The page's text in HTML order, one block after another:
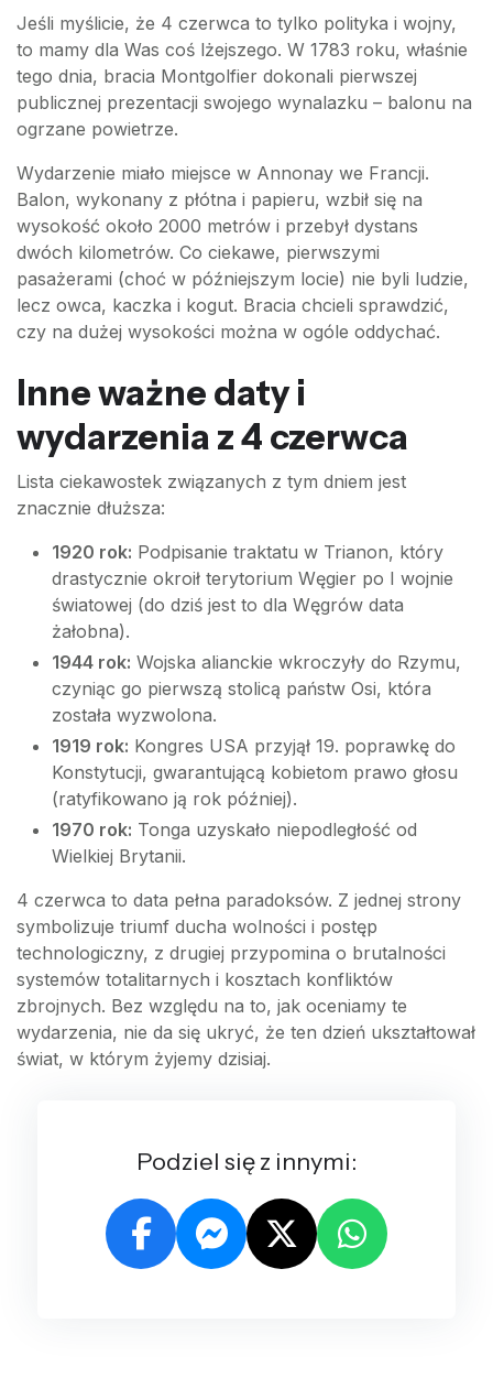
Jeśli myślicie, że 4 czerwca to tylko polityka i wojny,
to mamy dla Was coś lżejszego. W 1783 roku, właśnie
tego dnia, bracia Montgolfier dokonali pierwszej
publicznej prezentacji swojego wynalazku – balonu na
ogrzane powietrze.
Wydarzenie miało miejsce w Annonay we Francji.
Balon, wykonany z płótna i papieru, wzbił się na
wysokość około 2000 metrów i przebył dystans
dwóch kilometrów. Co ciekawe, pierwszymi
pasażerami (choć w późniejszym locie) nie byli ludzie,
lecz owca, kaczka i kogut. Bracia chcieli sprawdzić,
czy na dużej wysokości można w ogóle oddychać.
Inne ważne daty i
wydarzenia z 4 czerwca
Lista ciekawostek związanych z tym dniem jest
znacznie dłuższa:
1920 rok: Podpisanie traktatu w Trianon, który
drastycznie okroił terytorium Węgier po I wojnie
światowej (do dziś jest to dla Węgrów data
żałobna).
1944 rok: Wojska alianckie wkroczyły do Rzymu,
czyniąc go pierwszą stolicą państw Osi, która
została wyzwolona.
1919 rok: Kongres USA przyjął 19. poprawkę do
Konstytucji, gwarantującą kobietom prawo głosu
(ratyfikowano ją rok później).
1970 rok: Tonga uzyskało niepodległość od
Wielkiej Brytanii.
4 czerwca to data pełna paradoksów. Z jednej strony
symbolizuje triumf ducha wolności i postęp
technologiczny, z drugiej przypomina o brutalności
systemów totalitarnych i kosztach konfliktów
zbrojnych. Bez względu na to, jak oceniamy te
wydarzenia, nie da się ukryć, że ten dzień ukształtował
świat, w którym żyjemy dzisiaj.
Podziel się z innymi: